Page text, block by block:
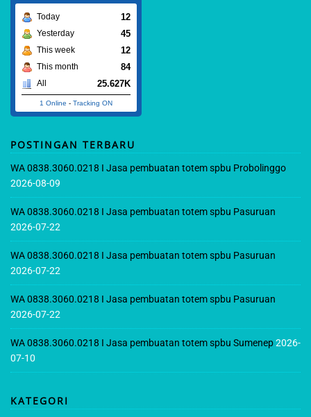
Today 12
Yesterday 45
This week 12
This month 84
All 25.627K
1 Online - Tracking ON
POSTINGAN TERBARU
WA 0838.3060.0218 I Jasa pembuatan totem spbu Probolinggo
2026-08-09
WA 0838.3060.0218 I Jasa pembuatan totem spbu Pasuruan
2026-07-22
WA 0838.3060.0218 I Jasa pembuatan totem spbu Pasuruan
2026-07-22
WA 0838.3060.0218 I Jasa pembuatan totem spbu Pasuruan
2026-07-22
WA 0838.3060.0218 I Jasa pembuatan totem spbu Sumenep2026-
07-10
KATEGORI